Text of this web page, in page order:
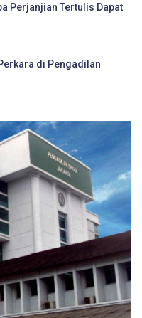
Perjanjian Tertulis Dapat
di Pengadilan